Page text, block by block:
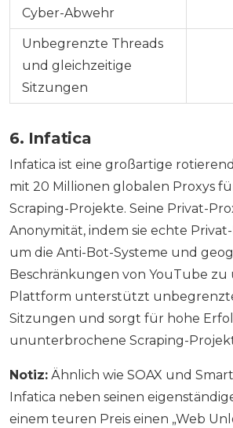
Cyber-Abwehr
Unbegrenzte Threads
und gleichzeitige
Sitzungen
6. Infatica
Infatica ist eine großartige
mit 20 Millionen globalen Proxys
Scraping-Projekte. Seine Privat-
Anonymität, indem sie echte
um die Anti-Bot-Systeme und
Beschränkungen von YouTube zu
Plattform unterstützt
Sitzungen und sorgt für hohe
ununterbrochene Scraping-
Notiz: Ähnlich wie SOAX und
Infatica neben seinen
einem teuren Preis einen „Web